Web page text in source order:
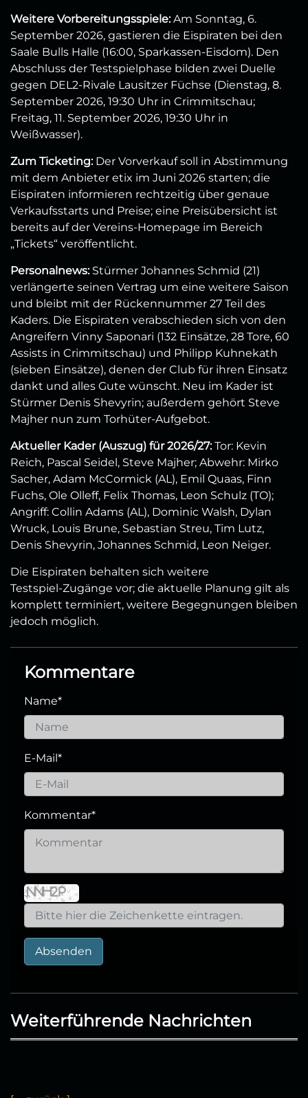
Weitere Vorbereitungsspiele:Am Sonntag, 6.
September 2026, gastieren die Eispiraten bei den
Saale Bulls Halle (16:00, Sparkassen‑Eisdom). Den
Abschluss der Testspielphase bilden zwei Duelle
gegen DEL2‑Rivale Lausitzer Füchse (Dienstag, 8.
September 2026, 19:30 Uhr in Crimmitschau;
Freitag, 11. September 2026, 19:30 Uhr in
Weißwasser).
Zum Ticketing:Der Vorverkauf soll in Abstimmung
mit dem Anbieter etix im Juni 2026 starten; die
Eispiraten informieren rechtzeitig über genaue
Verkaufsstarts und Preise; eine Preisübersicht ist
bereits auf der Vereins‑Homepage im Bereich
„Tickets“ veröffentlicht.
Personalnews:Stürmer Johannes Schmid (21)
verlängerte seinen Vertrag um eine weitere Saison
und bleibt mit der Rückennummer 27 Teil des
Kaders. Die Eispiraten verabschieden sich von den
Angreifern Vinny Saponari (132 Einsätze, 28 Tore, 60
Assists in Crimmitschau) und Philipp Kuhnekath
(sieben Einsätze), denen der Club für ihren Einsatz
dankt und alles Gute wünscht. Neu im Kader ist
Stürmer Denis Shevyrin; außerdem gehört Steve
Majher nun zum Torhüter‑Aufgebot.
Aktueller Kader (Auszug) für 2026/27:Tor: Kevin
Reich, Pascal Seidel, Steve Majher; Abwehr: Mirko
Sacher, Adam McCormick (AL), Emil Quaas, Finn
Fuchs, Ole Olleff, Felix Thomas, Leon Schulz (TO);
Angriff: Collin Adams (AL), Dominic Walsh, Dylan
Wruck, Louis Brune, Sebastian Streu, Tim Lutz,
Denis Shevyrin, Johannes Schmid, Leon Neiger.
Die Eispiraten behalten sich weitere
Testspiel‑Zugänge vor; die aktuelle Planung gilt als
komplett terminiert, weitere Begegnungen bleiben
jedoch möglich.
Kommentare
Name*
E-Mail *
Kommentar*
Absenden
Weiterführende Nachrichten